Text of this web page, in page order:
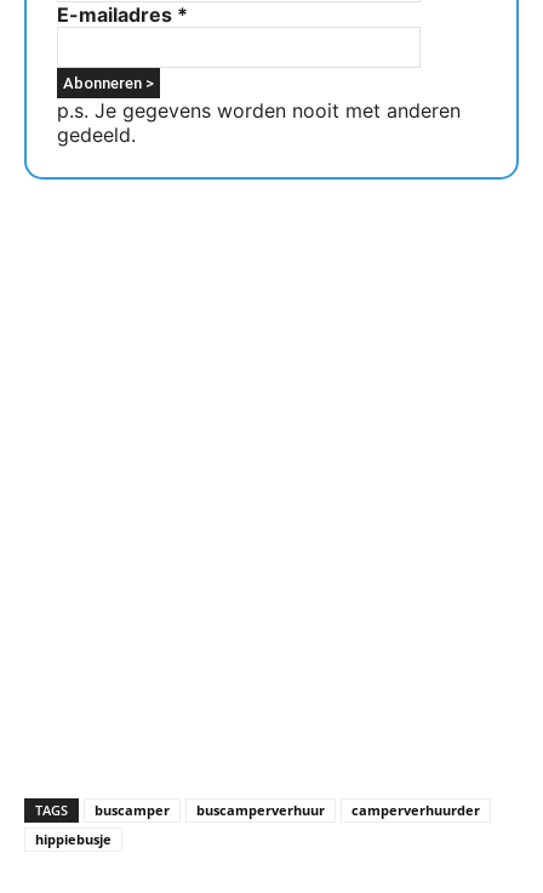
E-mailadres *
p.s. Je gegevens worden nooit met anderen
gedeeld.
TAGS buscamper buscamperverhuur
camperverhuurder
hippiebusje